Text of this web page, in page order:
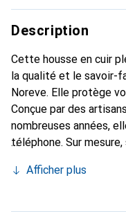
Description
Cette housse en cuir
la qualité et le savoir-
Noreve. Elle protège
Conçue par des
nombreuses années,
téléphone. Sur
et indispensable pour
marque Noreve est un
Afficher plus